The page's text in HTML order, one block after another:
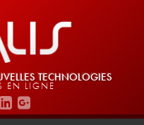
TECHNOLOGIES
EN LIGNE